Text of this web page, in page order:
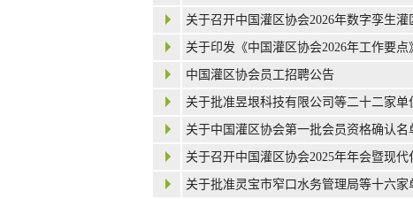
关于召开中国灌区协会2026年数字孪生
关于印发《中国灌区协会2026年工作要点
中国灌区协会员工招聘公告
关于批准昱垠科技有限公司等二十二家
关于中国灌区协会第一批会员资格确认名
关于召开中国灌区协会2025年年会暨现
关于批准灵宝市窄口水务管理局等十六